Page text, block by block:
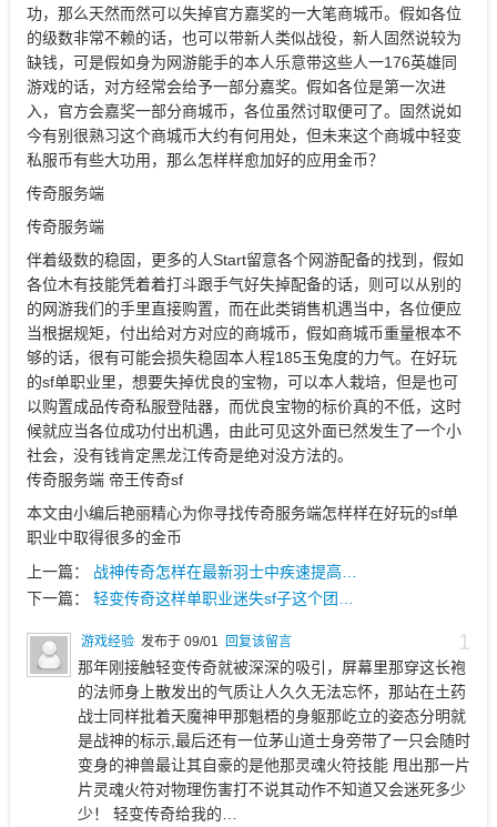
功，那么天然而然可以失掉官方嘉奖的一大笔商城币。假如各位
的级数非常不赖的话，也可以带新人类似战役，新人固然说较为
缺钱，可是假如身为网游能手的本人乐意带这些人一176英雄同
游戏的话，对方经常会给予一部分嘉奖。假如各位是第一次进
入，官方会嘉奖一部分商城币，各位虽然讨取便可了。固然说如
今有别很熟习这个商城币大约有何用处，但未来这个商城中轻变
私服币有些大功用，那么怎样样愈加好的应用金币？
传奇服务端
传奇服务端
伴着级数的稳固，更多的人Start留意各个网游配备的找到，假如
各位木有技能凭着着打斗跟手气好失掉配备的话，则可以从别的
的网游我们的手里直接购置，而在此类销售机遇当中，各位便应
当根据规矩，付出给对方对应的商城币，假如商城币重量根本不
够的话，很有可能会损失稳固本人程185玉兔度的力气。在好玩
的sf单职业里，想要失掉优良的宝物，可以本人栽培，但是也可
以购置成品传奇私服登陆器，而优良宝物的标价真的不低，这时
候就应当各位成功付出机遇，由此可见这外面已然发生了一个小
社会，没有钱肯定黑龙江传奇是绝对没方法的。
传奇服务端 帝王传奇sf
本文由小编后艳丽精心为你寻找传奇服务端怎样样在好玩的sf单
职业中取得很多的金币
上一篇： 战神传奇怎样在最新羽士中疾速提高…
下一篇： 轻变传奇这样单职业迷失sf子这个团…
1
游戏经验 发布于 09/01 回复该留言
那年刚接触轻变传奇就被深深的吸引，屏幕里那穿这长袍
的法师身上散发出的气质让人久久无法忘怀，那站在土药
战士同样批着天魔神甲那魁梧的身躯那屹立的姿态分明就
是战神的标示,最后还有一位茅山道士身旁带了一只会随时
变身的神兽最让其自豪的是他那灵魂火符技能 甩出那一片
片灵魂火符对物理伤害打不说其动作不知道又会迷死多少
少！ 轻变传奇给我的…